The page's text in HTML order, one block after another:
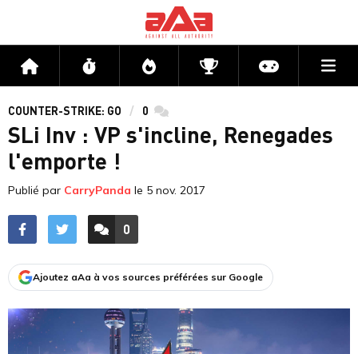
Accueil Flux Directs CompétitionsActu jeux
COUNTER-STRIKE: GO 0 commentaires
SLi Inv : VP s'incline, Renegades
l'emporte !
Publié par CarryPanda le 5 nov. 2017
ACCÉDER AUX
0
COMMENTAIRES
Ajoutez aAa à vos sources préférées sur Google